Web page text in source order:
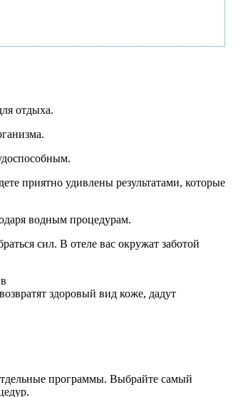
отдыха.
приятно удивлены результатами, которые
водным процедурам.
сил. В отеле вас окружат заботой
здоровый вид коже, дадут
программы. Выбрайте самый